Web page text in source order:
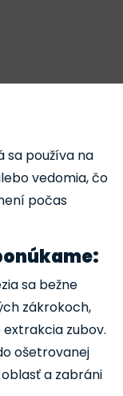
sa používa na
vedomia, čo
počas
sa bežne
zákrokoch,
zubov.
ošetrovanej
a zabráni